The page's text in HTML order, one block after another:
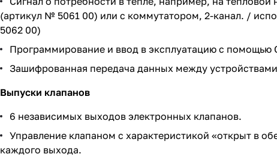
(артикул № 5061 00) или с коммутатором, 2-канал. /
5062 00)
Программирование и ввод в эксплуатацию с помощью
Зашифрованная передача данных между устройствами
Выпуски клапанов
6 независимых выходов электронных клапанов.
Управление клапаном с характеристикой «открыт в
каждого выхода.